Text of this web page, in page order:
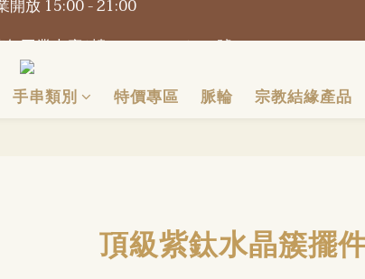
工業大廈1樓O2Omall B1-B2號
手串類別 特價專區 脈輪 宗教結緣產品
頂級紫鈦水晶簇擺